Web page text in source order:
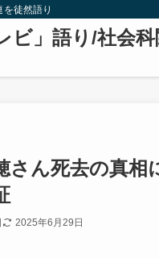
を徒然語り
ビ」語り/社会
さん死去の真相
2025年6月29日